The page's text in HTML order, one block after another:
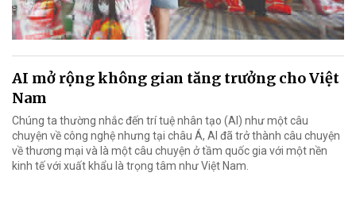
AI mở rộng không gian tăng trưởng cho Việt
Nam
Chúng ta thường nhắc đến trí tuệ nhân tạo (AI) như một câu
chuyện về công nghệ nhưng tại châu Á, AI đã trở thành câu chuyện
về thương mại và là một câu chuyện ở tầm quốc gia với một nền
kinh tế với xuất khẩu là trọng tâm như Việt Nam.